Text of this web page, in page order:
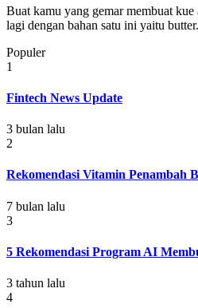
Buat kamu yang gemar membuat
lagi dengan bahan satu ini yaitu
Populer
1
Fintech News Update
3 bulan lalu
2
Rekomendasi Vitamin Penambah
7 bulan lalu
3
5 Rekomendasi Program AI
3 tahun lalu
4